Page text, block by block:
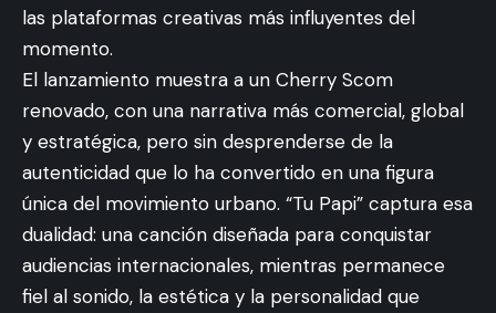
las plataformas creativas más influyentes del
momento.
El lanzamiento muestra a un Cherry Scom
renovado, con una narrativa más comercial, global
y estratégica, pero sin desprenderse de la
autenticidad que lo ha convertido en una figura
única del movimiento urbano. “Tu Papi” captura esa
dualidad: una canción diseñada para conquistar
audiencias internacionales, mientras permanece
fiel al sonido, la estética y la personalidad que